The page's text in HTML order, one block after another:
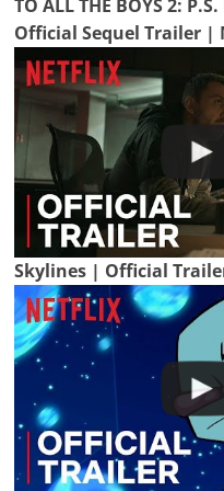
TO ALL THE BOYS 2:
Official Sequel Trailer |
Skylines | Official